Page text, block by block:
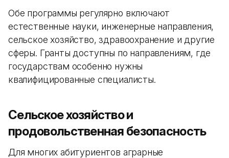
Обе программы регулярно включают
естественные науки, инженерные направления,
сельское хозяйство, здравоохранение и другие
сферы. Гранты доступны по направлениям, где
государствам особенно нужны
квалифицированные специалисты.
Сельское хозяйство и
продовольственная безопасность
Для многих абитуриентов аграрные